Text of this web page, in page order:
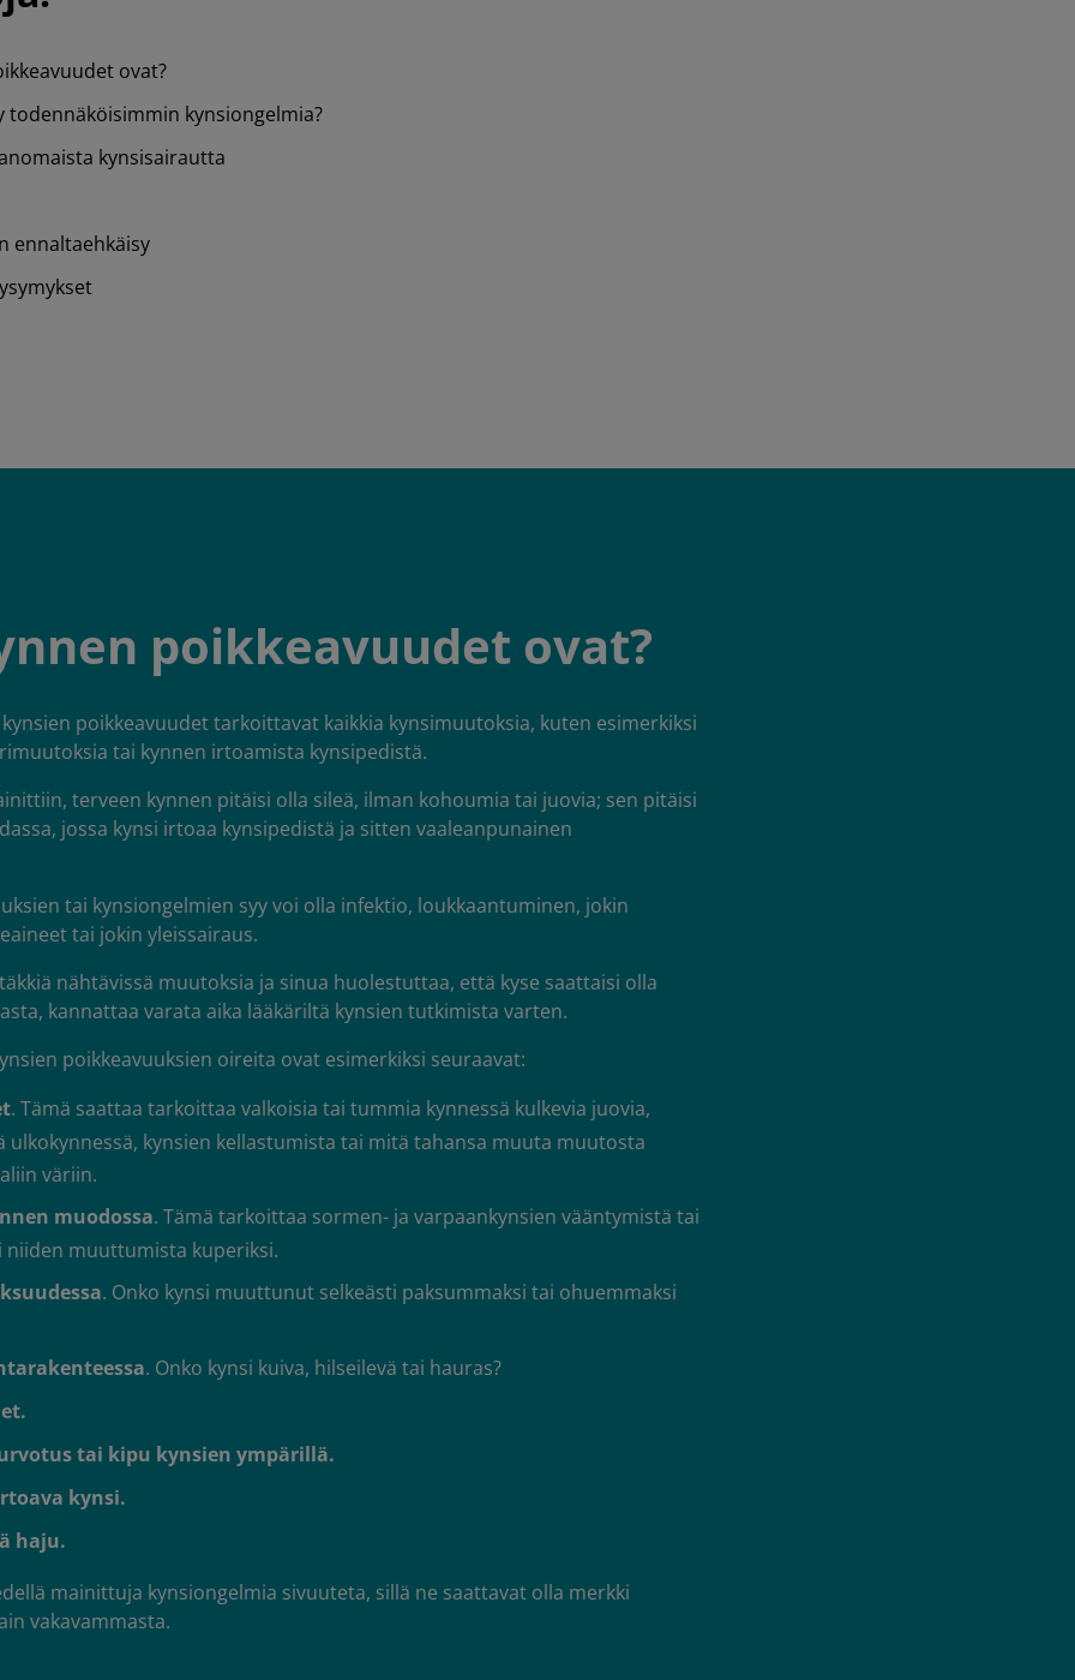
ovat?
todennäköisimmin kynsiongelmia?
kynsisairautta
ennaltaehkäisy
poikkeavuudet ovat?
kynsien poikkeavuudet tarkoittavat kaikkia kynsimuutoksia, kuten esimerkiksi
tai kynnen irtoamista kynsipedistä.
terveen kynnen pitäisi olla sileä, ilman kohoumia tai juovia; sen pitäisi
jossa kynsi irtoaa kynsipedistä ja sitten vaaleanpunainen
tai kynsiongelmien syy voi olla infektio, loukkaantuminen, jokin
tai jokin yleissairaus.
nähtävissä muutoksia ja sinua huolestuttaa, että kyse saattaisi olla
kannattaa varata aika lääkäriltä kynsien tutkimista varten.
poikkeavuuksien oireita ovat esimerkiksi seuraavat:
. Tämä saattaa tarkoittaa valkoisia tai tummia kynnessä kulkevia juovia,
ulkokynnessä, kynsien kellastumista tai mitä tahansa muuta muutosta
väriin.
muodossa. Tämä tarkoittaa sormen- ja varpaankynsien vääntymistä tai
niiden muuttumista kuperiksi.
. Onko kynsi muuttunut selkeästi paksummaksi tai ohuemmaksi
. Onko kynsi kuiva, hilseilevä tai hauras?
tai kipu kynsien ympärillä.
kynsi.
haju.
mainittuja kynsiongelmia sivuuteta, sillä ne saattavat olla merkki
vakavammasta.